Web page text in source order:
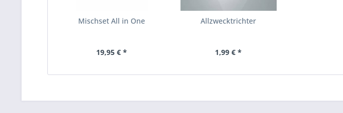
Mischset All in One
19,95 € *
Allzwecktrichter
1,99 € *